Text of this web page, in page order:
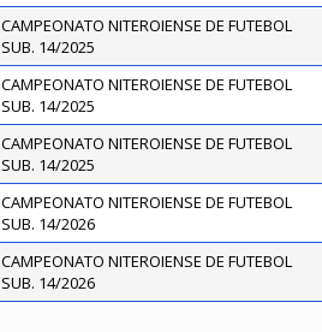
CAMPEONATO NITEROIENSE DE FUTEBOL
SUB. 14/2025
CAMPEONATO NITEROIENSE DE FUTEBOL
SUB. 14/2025
CAMPEONATO NITEROIENSE DE FUTEBOL
SUB. 14/2025
CAMPEONATO NITEROIENSE DE FUTEBOL
SUB. 14/2026
CAMPEONATO NITEROIENSE DE FUTEBOL
SUB. 14/2026